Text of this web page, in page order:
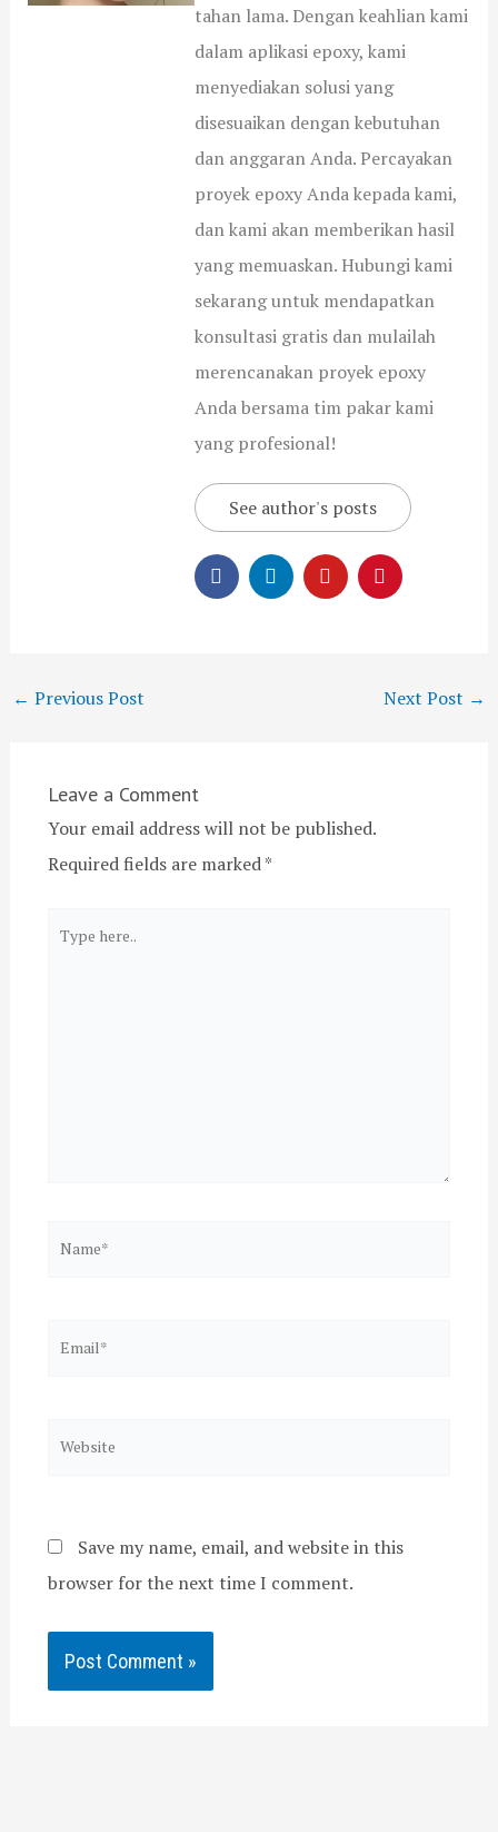
tahan lama. Dengan keahlian kami
dalam aplikasi epoxy, kami
menyediakan solusi yang
disesuaikan dengan kebutuhan
dan anggaran Anda. Percayakan
proyek epoxy Anda kepada kami,
dan kami akan memberikan hasil
yang memuaskan. Hubungi kami
sekarang untuk mendapatkan
konsultasi gratis dan mulailah
merencanakan proyek epoxy
Anda bersama tim pakar kami
yang profesional!
See author's posts
← Previous Post Next Post →
Leave a Comment
Your email address will not be published.
Required fields are marked*
Type
Name*
Email*
Website
Save my name, email, and website in this
browser for the next time I comment.